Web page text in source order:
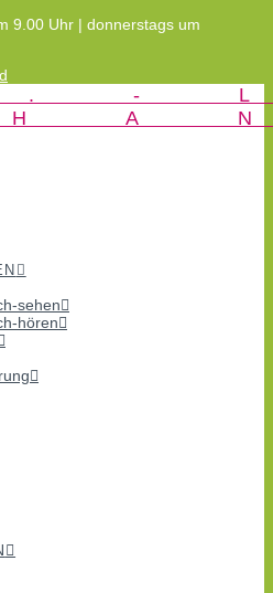
9.00 Uhr | donnerstags um
sehen
hören